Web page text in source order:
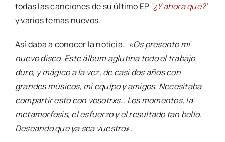
todas las canciones de su último EP ‘¿Y ahora qué?’
y varios temas nuevos.
Así daba a conocer la noticia: «Os presento mi
nuevo disco. Este álbum aglutina todo el trabajo
duro, y mágico a la vez, de casi dos años con
grandes músicos, mi equipo y amigos. Necesitaba
compartir esto con vosotrxs… Los momentos, la
metamorfosis, el esfuerzo y el resultado tan bello.
Deseando que ya sea vuestro».